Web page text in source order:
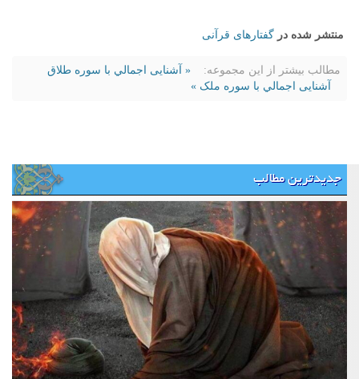
منتشر شده در گفتارهای قرآنی
مطالب بیشتر از این مجموعه:
« آشنایی اجمالي با سوره طلاق
آشنایی اجمالي با سوره ملک »
جدیدترین مطالب